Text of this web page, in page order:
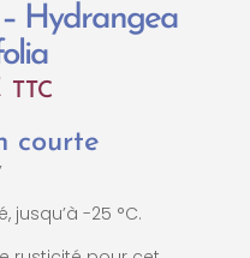
– Hydrangea
TTC
courte
jusqu’à -25 °C.